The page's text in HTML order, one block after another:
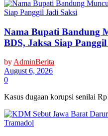
Nama Bupati Bandung
BDS, Jaksa Siap
by AdminBerita
August 6, 2026
0
Kasus dugaan korupsi senilai